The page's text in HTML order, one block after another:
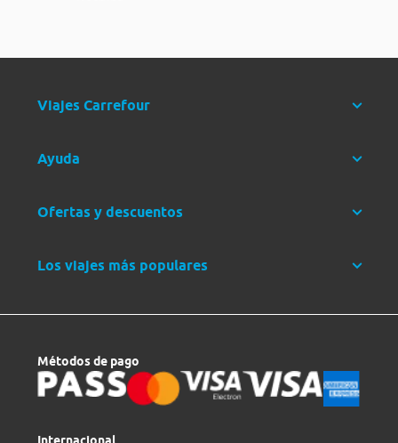
Viajes Carrefour
Ayuda
Ofertas y descuentos
Los viajes más populares
Métodos de pago